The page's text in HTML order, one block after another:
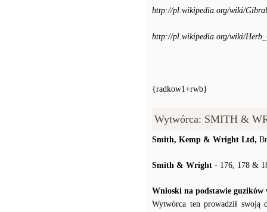
http://pl.wikipedia.org/wiki/
http://pl.wikipedia.org/wiki/
{radkow1+rwb}
Wytwórca: SMITH &
Smith, Kemp & Wright Ltd,
Smith & Wright - 176, 178 &
Wnioski na podstawie
Wytwórca ten prowadził swoją